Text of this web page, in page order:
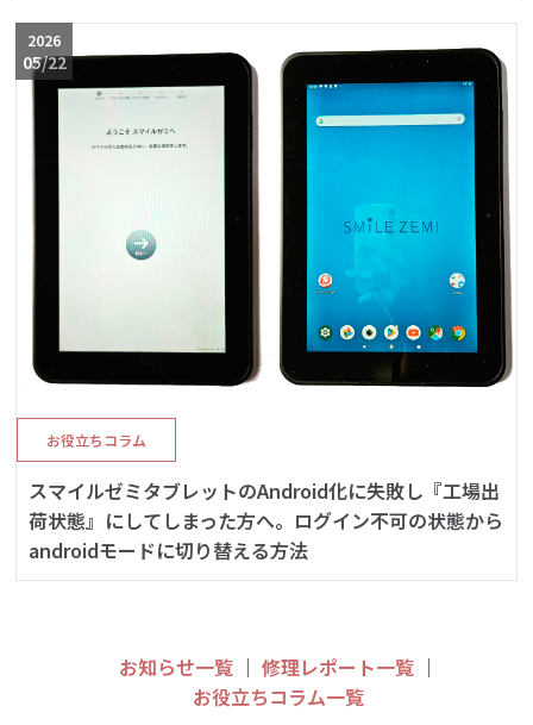
お役立ちコラム
スマイルゼミタブレットのAndroid化に失敗し『工場出
荷状態』にしてしまった方へ。ログイン不可の状態から
androidモードに切り替える方法
2026
05/22
お知らせ一覧 ｜ 修理レポート一覧 ｜
お役立ちコラム一覧